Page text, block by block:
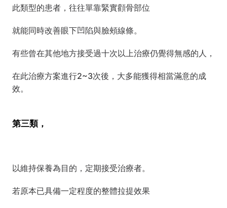
此類型的患者，往往單靠緊實顴骨部位
就能同時改善眼下凹陷與臉頰線條。
有些曾在其他地方接受過十次以上治療仍覺得無感的人，
在此治療方案進行2~3次後，大多能獲得相當滿意的成
效。
第三類，
以維持保養為目的，定期接受治療者。
若原本已具備一定程度的整體拉提效果